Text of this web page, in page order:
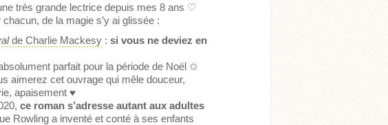
très grande lectrice depuis mes 8 ans ♡
de la magie s’y ai glissée :
de Charlie Mackesy :si vous ne deviez en
parfait pour la période de Noël✩
aimerez cet ouvrage qui mêle douceur,
apaisement♥
ce roman s’adresse autant aux adultes
Rowling a inventé et conté à ses enfants